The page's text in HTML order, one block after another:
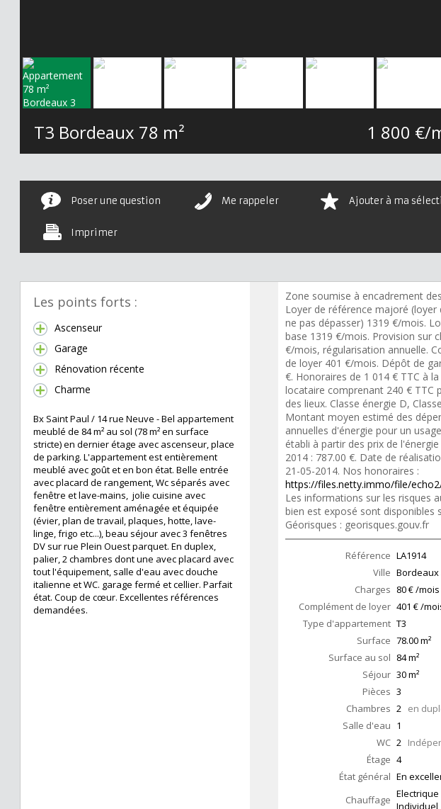
T3 Bordeaux 78 m² 1 800 €/
Poser une question Me rappeler Ajouter à ma
Imprimer
Les points forts :
Ascenseur
Garage
Rénovation récente
Charme
Bx Saint Paul / 14 rue Neuve - Bel appartement
meublé de 84 m² au sol (78 m² en surface
stricte) en dernier étage avec ascenseur, place
de parking. L'appartement est entièrement
meublé avec goût et en bon état. Belle entrée
avec placard de rangement, Wc séparés avec
fenêtre et lave-mains, jolie cuisine avec
fenêtre entièrement aménagée et équipée
(évier, plan de travail, plaques, hotte, lave-
linge, frigo etc...), beau séjour avec 3 fenêtres
DV sur rue Plein Ouest parquet. En duplex,
palier, 2 chambres dont une avec placard avec
tout l'équipement, salle d'eau avec douche
italienne et WC. garage fermé et cellier. Parfait
état. Coup de cœur. Excellentes références
demandées.
Zone soumise à encadrement
Loyer de référence majoré (loyer
ne pas dépasser) 1319 €/mois.
base 1319 €/mois. Provision sur
€/mois, régularisation annuelle.
de loyer 401 €/mois. Dépôt de
€. Honoraires de 1 014 € TTC à
locataire comprenant 240 € TTC
des lieux. Classe énergie D,
Montant moyen estimé des
annuelles d'énergie pour un
établi à partir des prix de
2014 : 787.00 €. Date de
21-05-2014. Nos honoraires :
https://files.netty.immo/file/
Les informations sur les risques
bien est exposé sont disponibles
Géorisques : georisques.gouv.fr
Référence LA1914
Ville Bordeaux
Charges 80 € /mois
Complément de loyer 401 € /
Type d'appartement T3
Surface 78.00m²
Surface au sol 84m²
Séjour 30m²
Pièces 3
Chambres 2 en
Salle d'eau 1
WC 2
Étage 4
État général En
Chauffage Electrique
Individuel